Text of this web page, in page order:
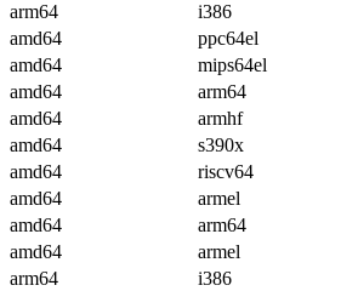
arm64
i386
amd64
ppc64el
amd64
mips64el
amd64
arm64
amd64
armhf
amd64
s390x
amd64
riscv64
amd64
armel
amd64
arm64
amd64
armel
arm64
i386